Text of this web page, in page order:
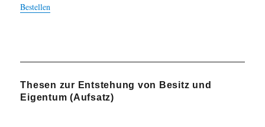
Bestellen
Thesen zur Entstehung von Besitz und
Eigentum (Aufsatz)